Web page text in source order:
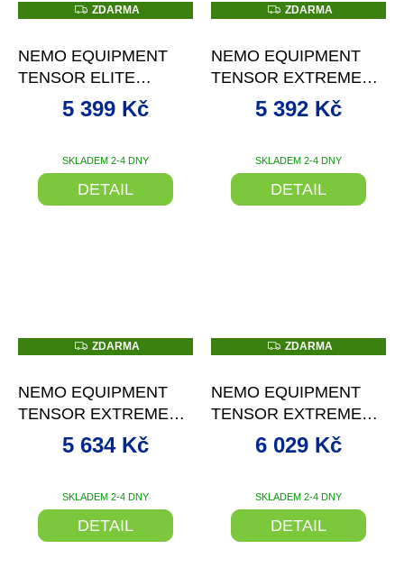
Z
D
M
A
ZDARMA
NEMO EQUIPMENT
TENSOR ELITE
MUMMY NAFUKOVACÍ
KARIMATKA
SKLADEM 2-4 DNY
5 399 Kč
DETAIL
Z
D
M
A
ZDARMA
NEMO EQUIPMENT
TENSOR EXTREME
CONDITIONS MUMMY
NAFUKOVACÍ
SKLADEM 2-4 DNY
5 392 Kč
DETAIL
Z
D
M
A
ZDARMA
NEMO EQUIPMENT
TENSOR EXTREME
CONDITIONS
NAFUKOVACÍ
SKLADEM 2-4 DNY
5 634 Kč
DETAIL
Z
D
M
A
ZDARMA
NEMO EQUIPMENT
TENSOR EXTREME
CONDITIONS
NAFUKOVACÍ
SKLADEM 2-4 DNY
6 029 Kč
DETAIL